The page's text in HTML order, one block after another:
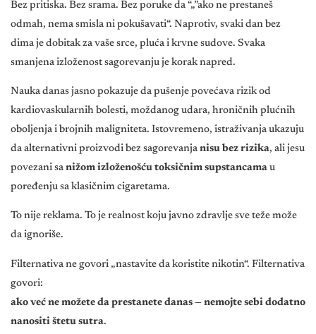
Bez pritiska. Bez srama. Bez poruke da “„”ako ne prestaneš
odmah, nema smisla ni pokušavati“. Naprotiv, svaki dan bez
dima je dobitak za vaše srce, pluća i krvne sudove. Svaka
smanjena izloženost sagorevanju je korak napred.
Nauka danas jasno pokazuje da pušenje povećava rizik od
kardiovaskularnih bolesti, moždanog udara, hroničnih plućnih
oboljenja i brojnih maligniteta. Istovremeno, istraživanja ukazuju
da alternativni proizvodi bez sagorevanja nisu bez rizika, ali jesu
povezani sa nižom izloženošću toksičnim supstancama u
poređenju sa klasičnim cigaretama.
To nije reklama. To je realnost koju javno zdravlje sve teže može
da ignoriše.
Filternativa ne govori „nastavite da koristite nikotin“. Filternativa
govori:
ako već ne možete da prestanete danas — nemojte sebi dodatno
nanositi štetu sutra.